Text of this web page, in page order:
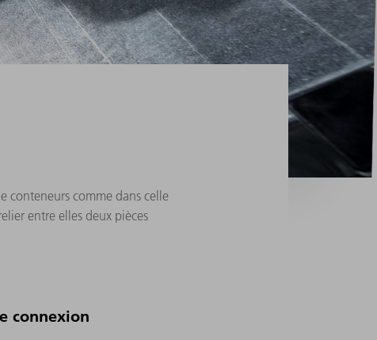
conteneurs comme dans celle
entre elles deux pièces
connexion